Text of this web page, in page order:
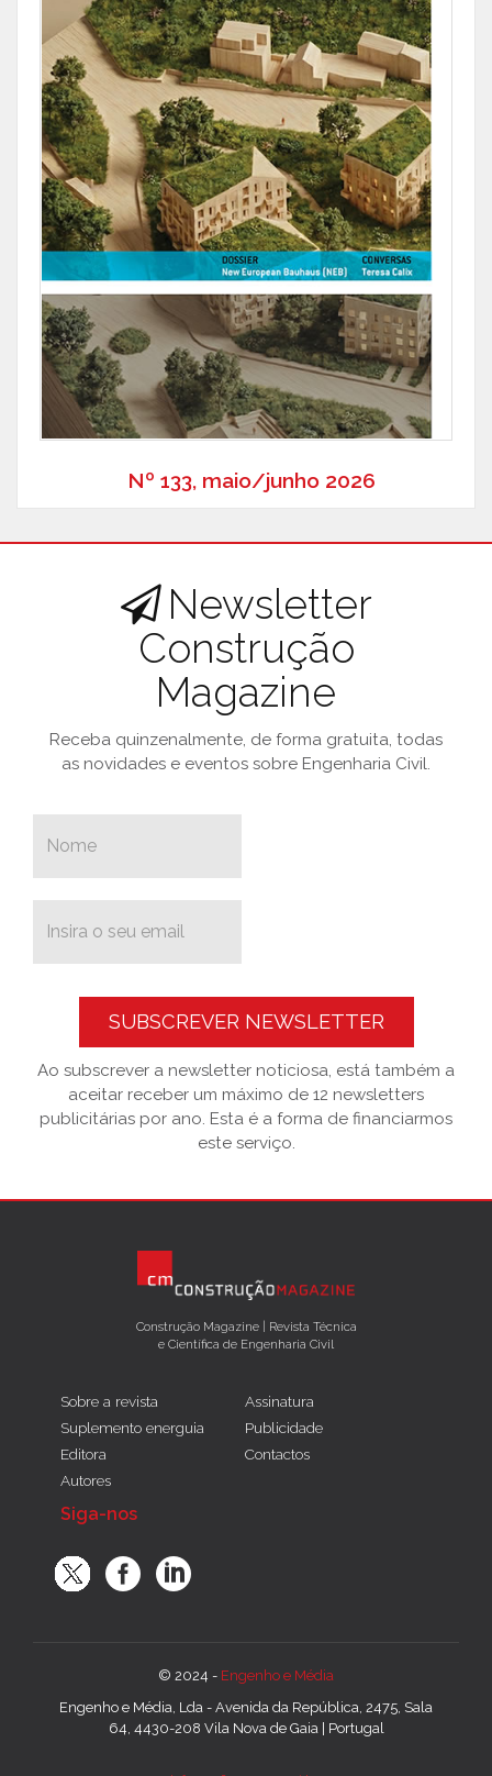
Nº 133, maio/junho 2026
Newsletter
Construção
Magazine
Receba quinzenalmente, de forma gratuita, todas
as novidades e eventos sobre Engenharia Civil.
SUBSCREVER NEWSLETTER
Ao subscrever a newsletter noticiosa, está também a
aceitar receber um máximo de 12 newsletters
publicitárias por ano. Esta é a forma de financiarmos
este serviço.
Construção Magazine | Revista Técnica
e Científica de Engenharia Civil
Sobre a revista
Suplemento energuia
Editora
Autores
Assinatura
Publicidade
Contactos
Siga-nos
© 2024 - Engenho e Média
Engenho e Média, Lda - Avenida da República, 2475, Sala
64, 4430-208 Vila Nova de Gaia | Portugal